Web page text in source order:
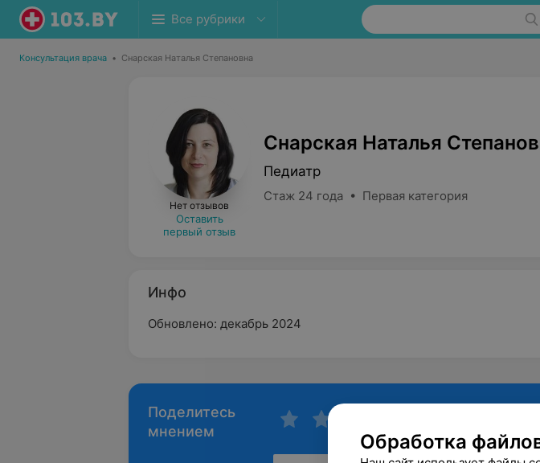
Все рубрики
Консультация врача • Снарская Наталья Степановна
Нет отзывов
Оставить
первый отзыв
Снарская Наталья
Педиатр
Стаж 24 года • Первая категория
Инфо
Обновлено: декабрь 2024
Поделитесь
мнением
Обработка